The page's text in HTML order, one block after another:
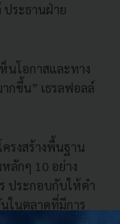
ประธานฝ่าย
นโอกาสและทาง
กขึ้น” เธรลฟอลล์
รงสร้างพื้นฐาน
ลักๆ 10 อย่าง
ประกอบกับให้คำ
ในตลาดที่มีการ